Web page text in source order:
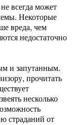
всегда может
Некоторые
вреда, чем
недостаточно
и запутанным.
прочитать
несколько
страданий от